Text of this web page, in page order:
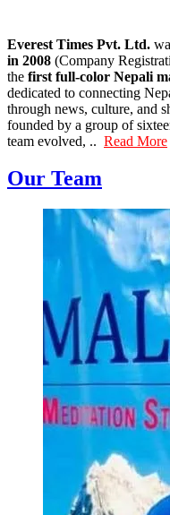
Everest Times Pvt. Ltd.
in 2008 (Company
the first full-color Nepali
dedicated to connecting
through news, culture, and
founded by a group of
team evolved, .. Read More
Our Team